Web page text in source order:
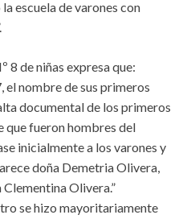
escuela de varones con
8 de niñas expresa que:
el nombre de sus primeros
documental de los primeros
que fueron hombres del
inicialmente a los varones y
doña Demetria Olivera,
Olivera.”
se hizo mayoritariamente